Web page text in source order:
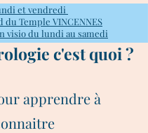
et vendredi
du Temple VINCENNES
visio du lundi au samedi
c'est quoi ?
apprendre à